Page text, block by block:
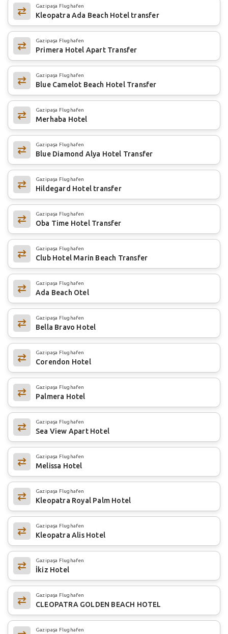
Gazipaşa Flughafen
Kleopatra Ada Beach Hotel transfer
Gazipaşa Flughafen
Primera Hotel Apart Transfer
Gazipaşa Flughafen
Blue Camelot Beach Hotel Transfer
Gazipaşa Flughafen
Merhaba Hotel
Gazipaşa Flughafen
Blue Diamond Alya Hotel Transfer
Gazipaşa Flughafen
Hildegard Hotel transfer
Gazipaşa Flughafen
Oba Time Hotel Transfer
Gazipaşa Flughafen
Club Hotel Marin Beach Transfer
Gazipaşa Flughafen
Ada Beach Otel
Gazipaşa Flughafen
Bella Bravo Hotel
Gazipaşa Flughafen
Corendon Hotel
Gazipaşa Flughafen
Palmera Hotel
Gazipaşa Flughafen
Sea View Apart Hotel
Gazipaşa Flughafen
Melissa Hotel
Gazipaşa Flughafen
Kleopatra Royal Palm Hotel
Gazipaşa Flughafen
Kleopatra Alis Hotel
Gazipaşa Flughafen
İkiz Hotel
Gazipaşa Flughafen
CLEOPATRA GOLDEN BEACH HOTEL
Gazipaşa Flughafen